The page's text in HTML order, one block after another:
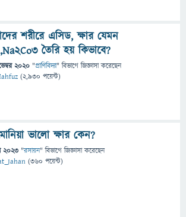
শরীরে এসিড, ক্ষার যেমন
তৈরি হয় কিভাবে?
2020 "প্রাণিবিদ্যা" বিভাগে জিজ্ঞাসাকরেছেন
(2,930 পয়েন্ট)
ভালো ক্ষার কেন?
2023 "রসায়ন" বিভাগে জিজ্ঞাসাকরেছেন
(360 পয়েন্ট)